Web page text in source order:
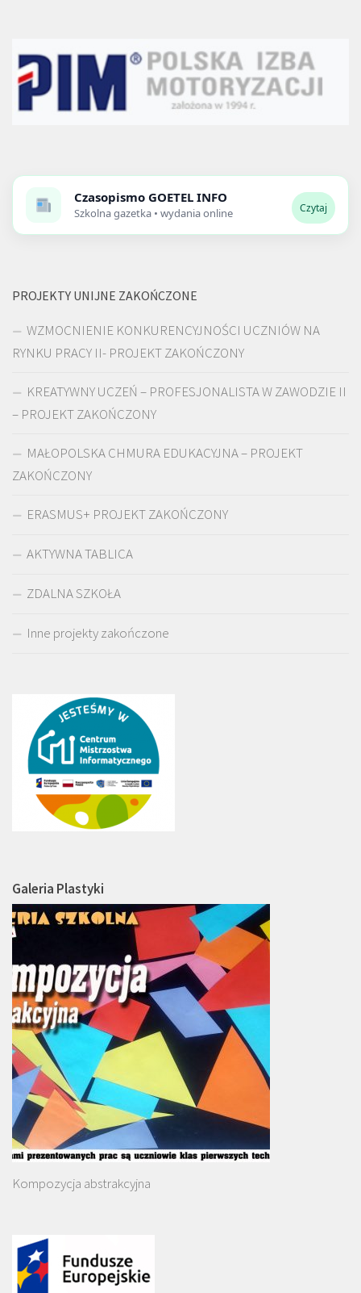
Czasopismo GOETEL INFO
Szkolna gazetka • wydania online Czytaj
PROJEKTY UNIJNE ZAKOŃCZONE
WZMOCNIENIE KONKURENCYJNOŚCI UCZNIÓW NA
RYNKU PRACY II- PROJEKT ZAKOŃCZONY
KREATYWNY UCZEŃ – PROFESJONALISTA W ZAWODZIE II
– PROJEKT ZAKOŃCZONY
MAŁOPOLSKA CHMURA EDUKACYJNA – PROJEKT
ZAKOŃCZONY
ERASMUS+ PROJEKT ZAKOŃCZONY
AKTYWNA TABLICA
ZDALNA SZKOŁA
Inne projekty zakończone
Galeria Plastyki
Kompozycja abstrakcyjna